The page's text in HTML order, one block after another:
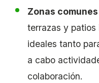
Zonas
terrazas y patios
ideales tanto
a cabo
colaboración.